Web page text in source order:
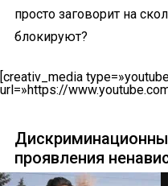
просто заговорит на
блокируют?
[creativ_media
url=»https://
проявления